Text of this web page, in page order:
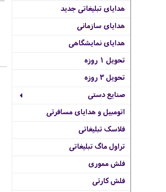
هدایای تبلیغاتی جدید
هدایای سازمانی
هدایای نمایشگاهی
تحویل 1 روزه
تحویل 3 روزه
صنایع دستی
اتومبیل و هدایای مسافرتی
فلاسک تبلیغاتی
تراول ماگ تبلیغاتی
فلش مموری
فلش کارتی